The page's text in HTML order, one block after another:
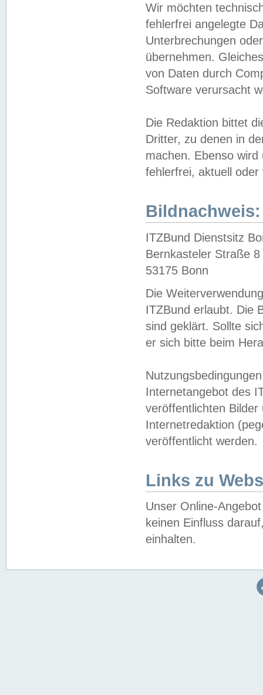
Wir möchten
fehlerfrei angelegte
Unterbrechungen
übernehmen.
von Daten durch
Software verursacht
Die Redaktion bittet
Dritter, zu denen in
machen. Ebenso
fehlerfrei, aktuell oder
Bildnachweis:
ITZBund Dienstsitz
Bernkasteler Straße 8
53175 Bonn
Die
ITZBund erlaubt. Die
sind geklärt. Sollte
er sich bitte beim
Internetangebot des
veröffentlichten
Internetredaktion
veröffentlicht werden.
Links zu
Unser Online-
keinen Einfluss
einhalten.